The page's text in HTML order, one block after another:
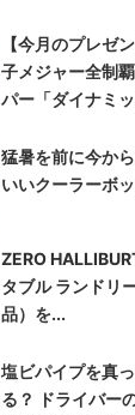
【今月のプレゼ
子メジャー全制
パー「ダイナミ
猛暑を前に今か
いいクーラーボ
ZERO
タブル ランドリ
品）を...
塩ビパイプを真
る？ ドライバー